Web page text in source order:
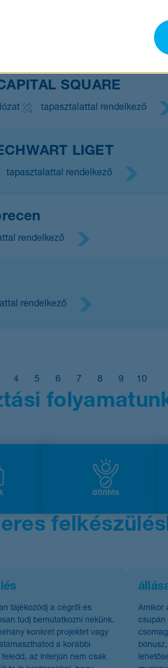
SQUARE
tapasztalattal rendelkező
LIGET
tapasztalattal rendelkező
rendelkező
rendelkező
4 5 6 7 8 9 10
döntés
tájékozódj a cégről és
tudj bemutatkozni nekünk.
konkrét projektet vagy
a korábbi
az interjún nem csak
Amikor
csupán